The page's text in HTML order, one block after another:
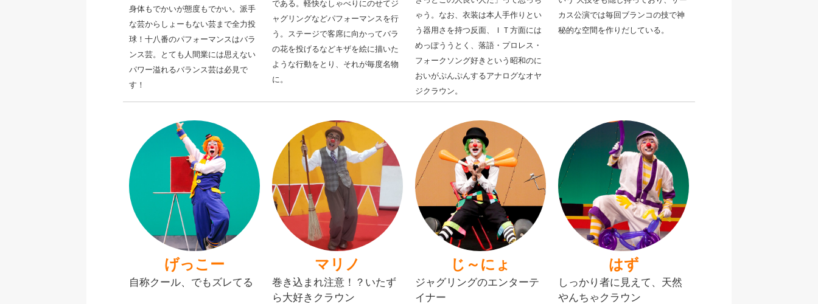
身体もでかいが態度もでかい。派手
な芸からしょーもない芸まで全力投
球！ 十八番のパフォーマンスはバラ
ンス芸。とても人間業には思えない
パワー溢れるバランス芸は必見で
す！
である。 軽快なしゃべりにのせてジ
ャグリングなどパフォーマンスを行
う。
ステージで客席に向かってバラ
の花を投げるなどキザを絵に描いた
ような行動をとり、それが毎度名物
に。
ゃう。 なお、衣装は本人手作りとい
う器用さを持つ反面、ＩＴ方面には
めっぽううとく、落語・プロレス・
フォークソング好きという昭和のに
おいがぷんぷんするアナログなオヤ
ジクラウン。
カス公演では毎回ブランコの技で神
秘的な空間を作りだしている。
げっこー
自称クール、でもズレてる
マリノ
巻き込まれ注意！？いたず
ら大好きクラウン
じ～にょ
ジャグリングのエンターテ
イナー
はず
しっかり者に見えて、天然
やんちゃクラウン